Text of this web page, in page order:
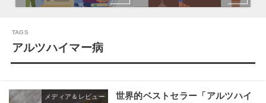
アルツハイマー病
メディア＆レビュー
世界的ベストセラー「アルツハイ